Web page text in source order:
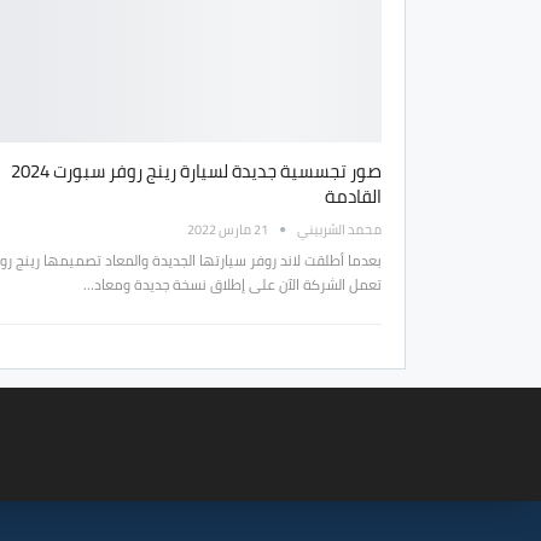
صور تجسسية جديدة لسيارة رينج روفر سبورت 2024
القادمة
محمد الشربيني 21 مارس 2022
بعدما أطلقت لاند روفر سيارتها الجديدة والمعاد تصميمها رينج
تعمل الشركة الآن على إطلاق نسخة جديدة ومعاد…